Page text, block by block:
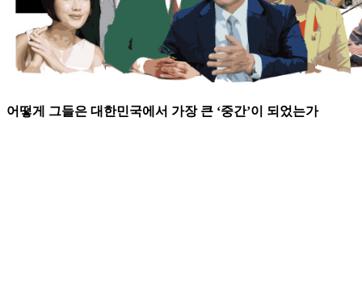
어떻게 그들은 대한민국에서 가장 큰 ‘중간’이 되었는가